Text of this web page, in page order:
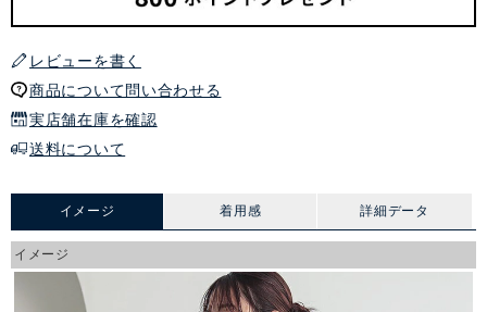
レビューを書く
商品について問い合わせる
実店舗在庫を確認
送料について
イメージ 着用感 詳細データ
イメージ